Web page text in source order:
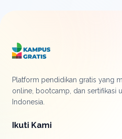
Platform pendidikan gratis yang
online, bootcamp, dan sertifikasi
Indonesia.
Ikuti Kami